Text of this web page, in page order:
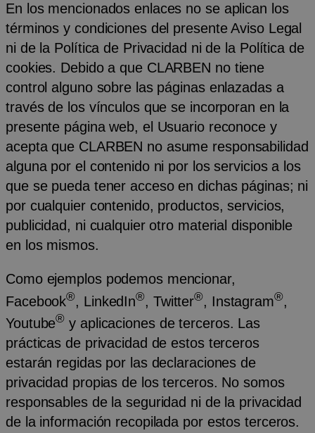
En los mencionados enlaces no se aplican los
términos y condiciones del presente Aviso Legal
ni de la Política de Privacidad ni de la Política de
cookies. Debido a que CLARBEN no tiene
control alguno sobre las páginas enlazadas a
través de los vínculos que se incorporan en la
presente página web, el Usuario reconoce y
acepta que CLARBEN no asume responsabilidad
alguna por el contenido ni por los servicios a los
que se pueda tener acceso en dichas páginas; ni
por cualquier contenido, productos, servicios,
publicidad, ni cualquier otro material disponible
en los mismos.
Como ejemplos podemos mencionar,
Facebook®, LinkedIn®, Twitter®, Instagram®,
Youtube® y aplicaciones de terceros. Las
prácticas de privacidad de estos terceros
estarán regidas por las declaraciones de
privacidad propias de los terceros. No somos
responsables de la seguridad ni de la privacidad
de la información recopilada por estos terceros.